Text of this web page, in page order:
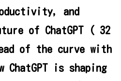
and
of ChatGPT ( 32
of the curve with
is shaping